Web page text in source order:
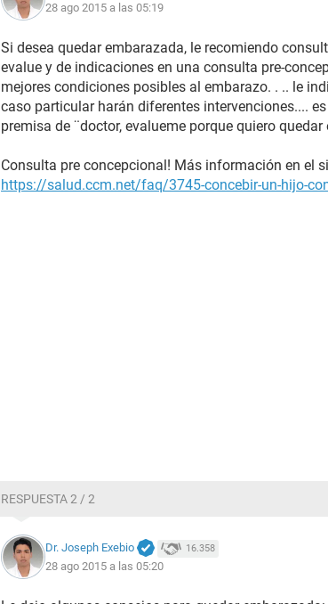
28 ago 2015 a las 05:19
Si desea quedar embarazada, le recomiendo
evalue y de indicaciones en una consulta pre-
mejores condiciones posibles al embarazo. . .. le
caso particular harán diferentes intervenciones....
premisa de ¨doctor, evalueme porque quiero
Consulta pre concepcional! Más información en el
https://salud.ccm.net/faq/3745-concebir-un-hijo-
RESPUESTA 2 / 2
Dr. Joseph Exebio 16.358
28 ago 2015 a las 05:20